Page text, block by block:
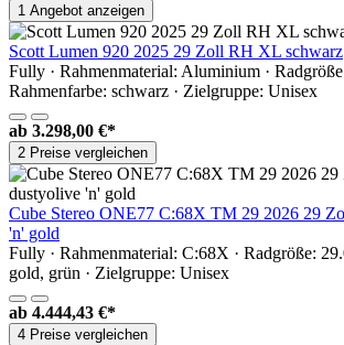
1 Angebot anzeigen
Scott Lumen 920 2025 29 Zoll RH XL schwarz
Fully · Rahmenmaterial: Aluminium ·
Rahmenfarbe: schwarz · Zielgruppe: Unisex
ab 3.298,00 €*
2 Preise vergleichen
Cube Stereo ONE77 C:68X TM 29 2026 29
'n' gold
Fully · Rahmenmaterial: C:68X · Radgröße:
gold, grün · Zielgruppe: Unisex
ab 4.444,43 €*
4 Preise vergleichen